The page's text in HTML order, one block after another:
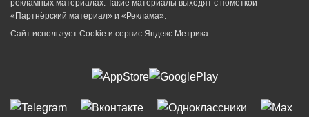
рекламных материалах. Такие материалы выходят с пометкой
«Партнёрский материал» и «Реклама».
Сайт использует Cookie и сервиc Яндекс.Метрика